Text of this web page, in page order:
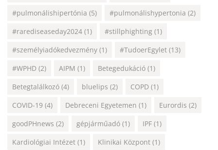
#pulmonálishipertónia (5) #pulmonálishypertonia (2)
#rarediseaseday2024 (1) #stillphighting (1)
#személyiadókedvezmény (1) #TudoerEgylet (13)
#WPHD (2) AIPM (1) Betegedukáció (1)
Betegtalálkozó (4) bluelips (2) COPD (1)
COVID-19 (4) Debreceni Egyetemen (1) Eurordis (2)
goodPHnews (2) gépjárműadó (1) IPF (1)
Kardiológiai Intézet (1) Klinikai Központ (1)